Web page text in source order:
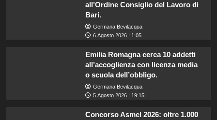
all’Ordine Consiglio del Lavoro di
Bari.
Germana Bevilacqua
6 Agosto 2026 : 1:05
Emilia Romagna cerca 10 addetti
all’accoglienza con licenza media
o scuola dell’obbligo.
Germana Bevilacqua
5 Agosto 2026 : 19:15
Concorso Asmel 2026: oltre 1.000